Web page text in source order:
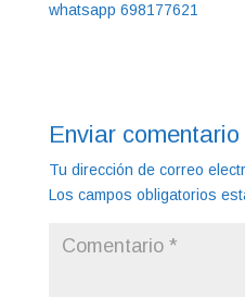
whatsapp 698177621
Enviar comentario
Tu dirección de correo
Los campos obligatorios